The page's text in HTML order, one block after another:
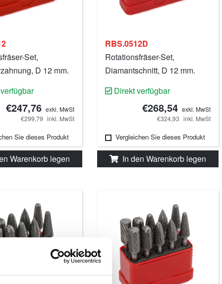
Set,
D 12 mm.
€247,76 exkl. MwSt
€299,79 inkl. MwSt
Sie dieses Produkt
Warenkorb legen
RBS.0512D
Rotationsfräser-Set,
Diamantschnitt, D 12 mm.
Direkt verfügbar
€268,54 exkl. MwSt
€324,93 inkl. MwSt
Vergleichen Sie dieses Produkt
In den Warenkorb legen